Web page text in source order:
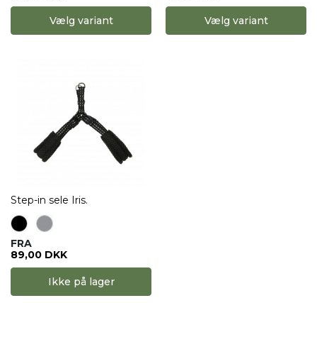
Vælg variant Vælg variant
Step-in sele Iris.
FRA
89,00 DKK
Ikke på lager